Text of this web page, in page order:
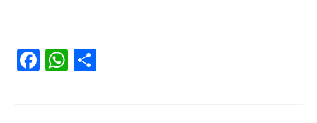
Publicações
Facebook
WhatsApp